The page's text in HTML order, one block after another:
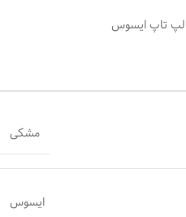
لپ تاپ ایسوس
مشکی
ایسوس